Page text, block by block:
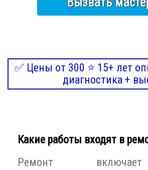
✅ Цены от 300 ⭐ 15+ лет
диагностика +
Какие работы входят в
Ремонт